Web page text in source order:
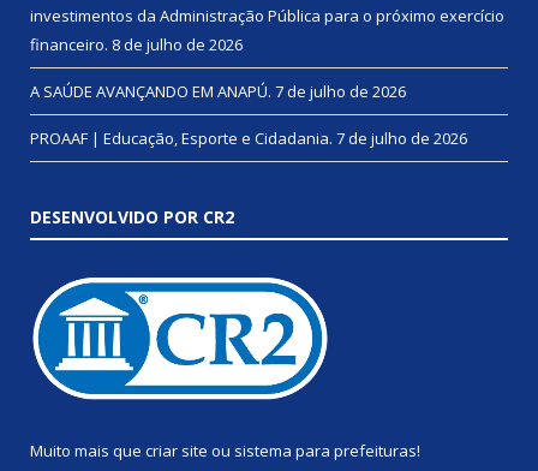
investimentos da Administração Pública para o próximo exercício
financeiro. 8 de julho de 2026
A SAÚDE AVANÇANDO EM ANAPÚ. 7 de julho de 2026
PROAAF | Educação, Esporte e Cidadania. 7 de julho de 2026
DESENVOLVIDO POR CR2
Muito mais que criar site ou sistema para prefeituras!